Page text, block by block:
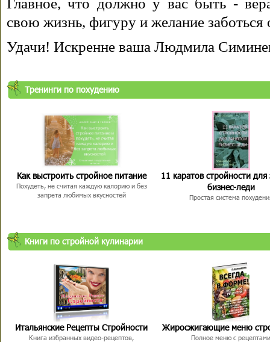
Главное, что должно у вас быть -
свою жизнь, фигуру и желание заботься
Удачи! Искренне ваша Людмила
Тренинги по похудению
Как выстроить стройное питание
Похудеть, не считая каждую калорию и без
запрета любимых вкусностей
11 каратов стройности для
бизнес-леди
Простая система
Книги по стройной кулинарии
Итальянские Рецепты Стройности
Книга избранных видео-рецептов,
Жиросжигающие меню
Полное меню с рецептами